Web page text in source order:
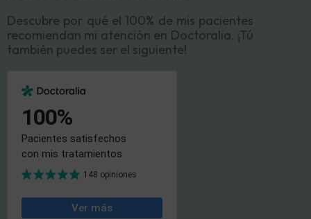
Descubre por qué el 100% de mis pacientes
recomiendan mi atención en Doctoralia. ¡Tú
también puedes ser el siguiente!